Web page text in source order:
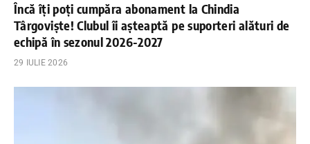
Încă îți poți cumpăra abonament la Chindia
Târgoviște! Clubul îi așteaptă pe suporteri alături de
echipă în sezonul 2026-2027
29 IULIE 2026